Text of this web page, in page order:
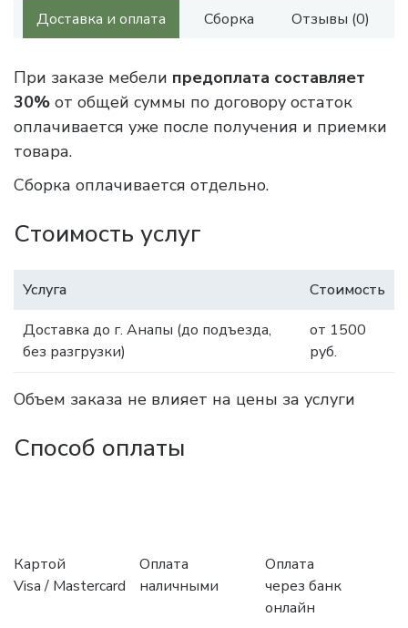
Доставка и оплата Сборка Отзывы (0)
При заказе мебели предоплата составляет
30% от общей суммы по договору остаток
оплачивается уже после получения и приемки
товара.
Сборка оплачивается отдельно.
Стоимость услуг
Услуга
Стоимость
Доставка до г. Анапы (до подъезда,
без разгрузки)
от 1500
руб.
Объем заказа не влияет на цены за услуги
Способ оплаты
Картой
Visa / Mastercard
Оплата
наличными
Оплата
через банк
онлайн